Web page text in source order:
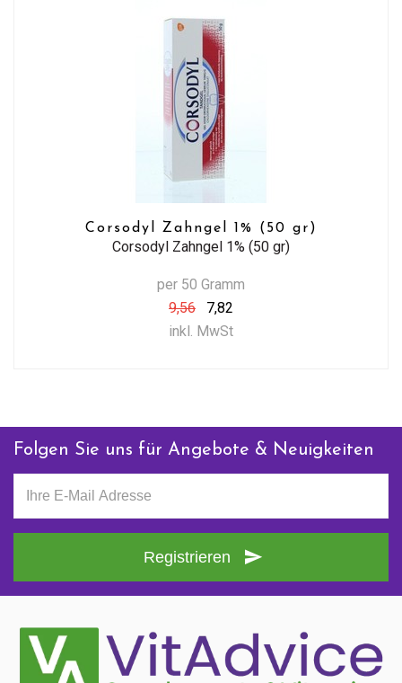
Corsodyl Zahngel 1% (50 gr)
Corsodyl Zahngel 1% (50 gr)
per 50 Gramm
9,56
7,82
inkl. MwSt
Folgen Sie uns für Angebote & Neuigkeiten
Registrieren